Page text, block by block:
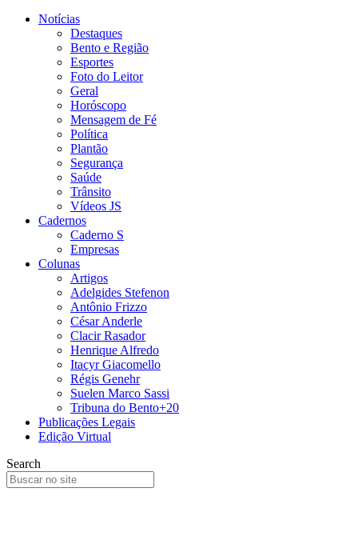
Notícias
Destaques
Bento e Região
Esportes
Foto do Leitor
Geral
Horóscopo
Mensagem de Fé
Política
Plantão
Segurança
Saúde
Trânsito
Vídeos JS
Cadernos
Caderno S
Empresas
Colunas
Artigos
Adelgides Stefenon
Antônio Frizzo
César Anderle
Clacir Rasador
Henrique Alfredo
Itacyr Giacomello
Régis Genehr
Suelen Marco Sassi
Tribuna do Bento+20
Publicações Legais
Edição Virtual
Search